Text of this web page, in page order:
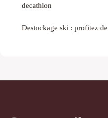
decathlon
Destockage ski : profitez